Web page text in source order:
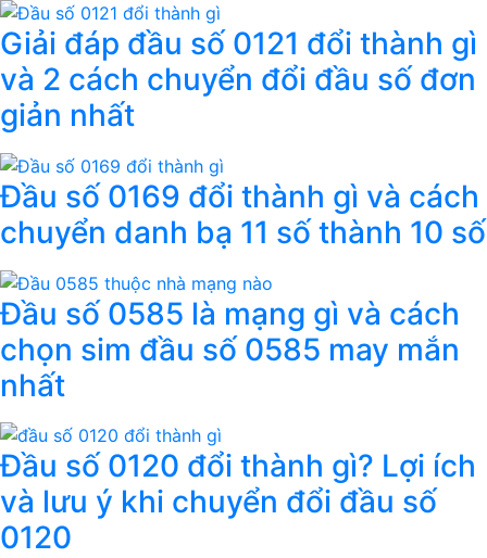
Giải đáp đầu số 0121 đổi thành gì
và 2 cách chuyển đổi đầu số đơn
giản nhất
Đầu số 0169 đổi thành gì và cách
chuyển danh bạ 11 số thành 10 số
Đầu số 0585 là mạng gì và cách
chọn sim đầu số 0585 may mắn
nhất
Đầu số 0120 đổi thành gì? Lợi ích
và lưu ý khi chuyển đổi đầu số
0120